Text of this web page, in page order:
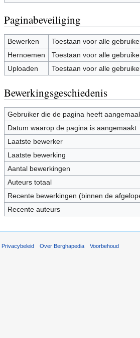
Paginabeveiliging
Bewerken
Toestaan voor alle
Hernoemen
Toestaan voor alle
Uploaden
Toestaan voor alle
Bewerkingsgeschiedenis
Gebruiker die de pagina heeft
Datum waarop de pagina is aangemaakt
Laatste bewerker
Laatste bewerking
Aantal bewerkingen
Auteurs totaal
Recente bewerkingen (binnen de
Recente auteurs
Privacybeleid Over Berghapedia Voorbehoud